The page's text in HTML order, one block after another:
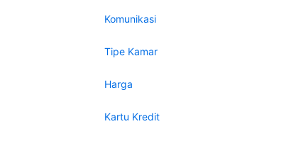
Komunikasi
Tipe Kamar
Harga
Kartu Kredit